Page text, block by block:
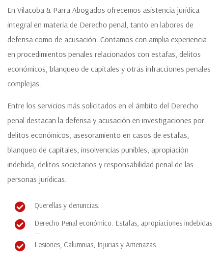
En Vilacoba & Parra Abogados ofrecemos asistencia jurídica
integral en materia de Derecho penal, tanto en labores de
defensa como de acusación. Contamos con amplia experiencia
en procedimientos penales relacionados con estafas, delitos
económicos, blanqueo de capitales y otras infracciones penales
complejas.
Entre los servicios más solicitados en el ámbito del Derecho
penal destacan la defensa y acusación en investigaciones por
delitos económicos, asesoramiento en casos de estafas,
blanqueo de capitales, insolvencias punibles, apropiación
indebida, delitos societarios y responsabilidad penal de las
personas jurídicas.
Querellas y denuncias.
Derecho Penal económico. Estafas, apropiaciones indebidas
...
Lesiones, Calumnias, Injurias y Amenazas.